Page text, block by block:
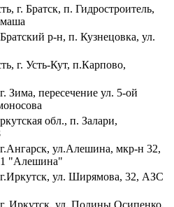
г. Братск, п. Гидростроитель,
р-н, п. Кузнецовка, ул.
г. Усть-Кут, п.Карпово,
Зима, пересечение ул. 5-ой
обл., п. Залари,
ул.Алешина, мкр-н 32,
"Алешина"
ул. Ширямова, 32, АЗС
Иркутск, ул. Полины Осипенко,